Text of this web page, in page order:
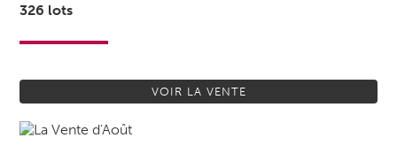
326 lots
VOIR LA VENTE